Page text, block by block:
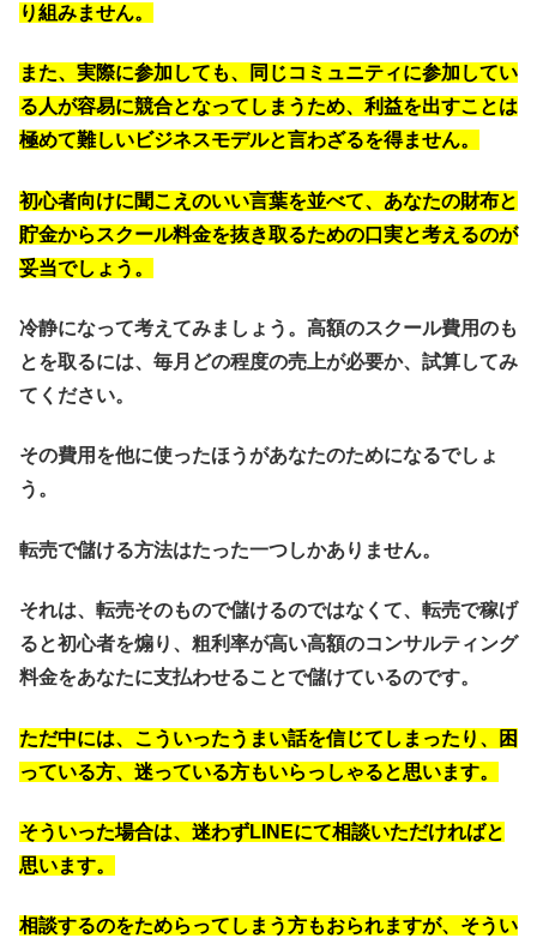
り組みません。
また、実際に参加しても、同じコミュニティに参加してい
る人が容易に競合となってしまうため、利益を出すことは
極めて難しいビジネスモデルと言わざるを得ません。
初心者向けに聞こえのいい言葉を並べて、あなたの財布と
貯金からスクール料金を抜き取るための口実と考えるのが
妥当でしょう。
冷静になって考えてみましょう。高額のスクール費用のも
とを取るには、毎月どの程度の売上が必要か、試算してみ
てください。
その費用を他に使ったほうがあなたのためになるでしょ
う。
転売で儲ける方法はたった一つしかありません。
それは、転売そのもので儲けるのではなくて、転売で稼げ
ると初心者を煽り、粗利率が高い高額のコンサルティング
料金をあなたに支払わせることで儲けているのです。
ただ中には、こういったうまい話を信じてしまったり、困
っている方、迷っている方もいらっしゃると思います。
そういった場合は、迷わずLINEにて相談いただければと
思います。
相談するのをためらってしまう方もおられますが、そうい